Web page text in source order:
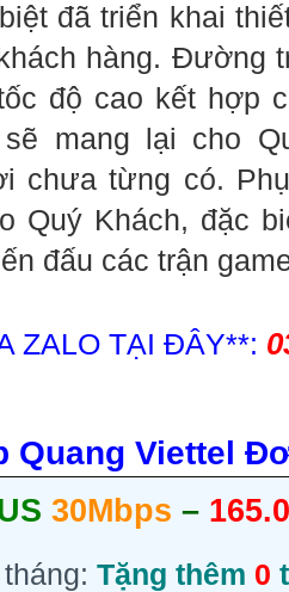
đã triển khai
hàng. Đường
độ cao kết hợp
sẽ mang lại cho
chưa từng có.
Quý Khách, đặc
đấu các trận
ZALO TẠI ĐÂY**:
Quang Viettel
30Mbps –
Tặng thêm 0